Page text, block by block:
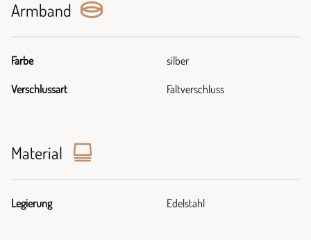
Armband
Farbe silber
Verschlussart Faltverschluss
Material
Legierung Edelstahl